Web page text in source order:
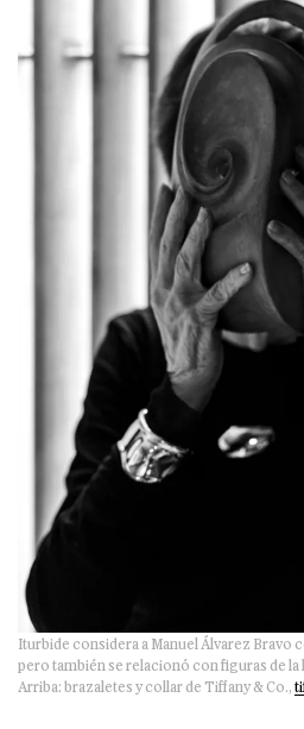
Iturbide considera a Manuel Álvarez Bravo
pero también se relacionó con figuras de la
Arriba: brazaletes y collar de Tiffany & Co.,